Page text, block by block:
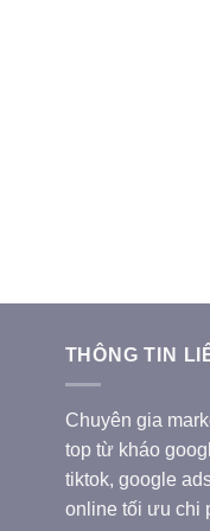
THÔNG TIN
Chuyên gia
top từ kháo
tiktok, google
online tối ưu chi